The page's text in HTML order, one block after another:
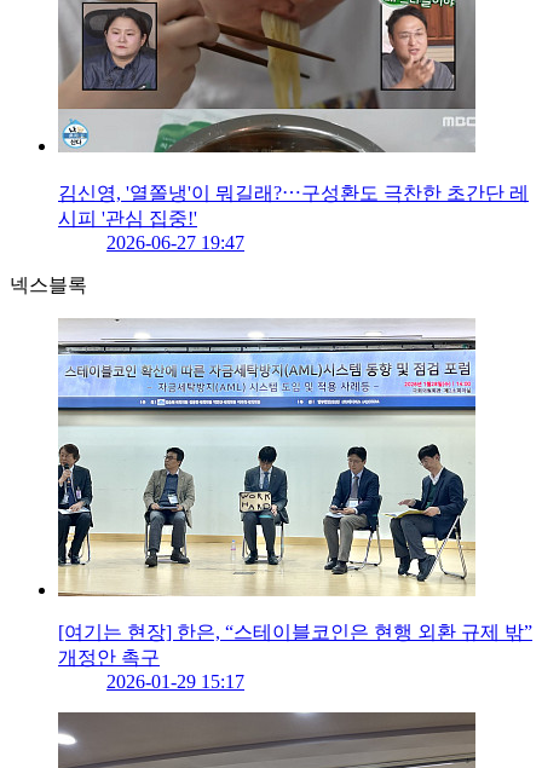
김신영, '열쫄냉'이 뭐길래?⋯구성환도 극찬한 초간단 레
시피 '관심 집중!'
2026-06-27 19:47
넥스블록
[여기는 현장] 한은, “스테이블코인은 현행 외환 규제 밖”
개정안 촉구
2026-01-29 15:17